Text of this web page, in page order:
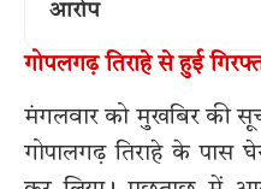
आरोप
गोपलगढ़ तिराहे से हुई
मंगलवार को मुखबिर की
गोपालगढ़ तिराहे के पास